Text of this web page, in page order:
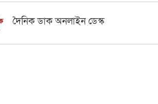
দৈনিক ডাক অনলাইন ডেস্ক